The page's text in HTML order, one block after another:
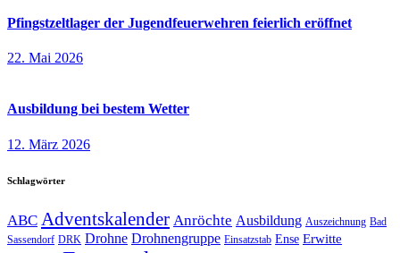
Pfingstzeltlager der Jugendfeuerwehren feierlich eröffnet
22. Mai 2026
Ausbildung bei bestem Wetter
12. März 2026
Schlagwörter
ABC Adventskalender Anröchte Ausbildung Auszeichnung Bad
Sassendorf DRK Drohne Drohnengruppe Einsatzstab Ense Erwitte